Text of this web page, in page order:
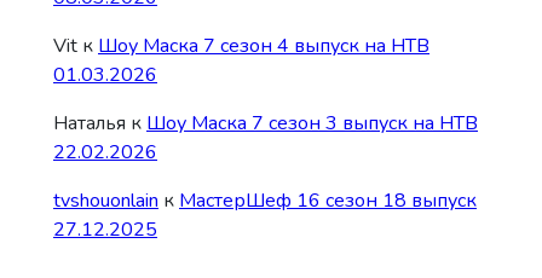
Vit к Шоу Маска 7 сезон 4 выпуск на НТВ
01.03.2026
Наталья к Шоу Маска 7 сезон 3 выпуск на НТВ
22.02.2026
tvshouonlain к МастерШеф 16 сезон 18 выпуск
27.12.2025